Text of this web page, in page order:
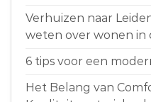
Verhuizen naar
weten over wonen in
6 tips voor een
Het Belang van